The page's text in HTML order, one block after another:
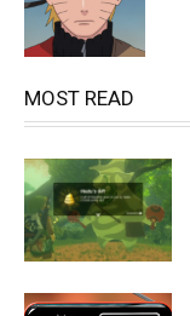
MOST READ